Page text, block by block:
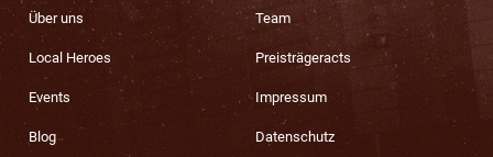
Über uns
Local Heroes
Events
Blog
Team
Preisträgeracts
Impressum
Datenschutz